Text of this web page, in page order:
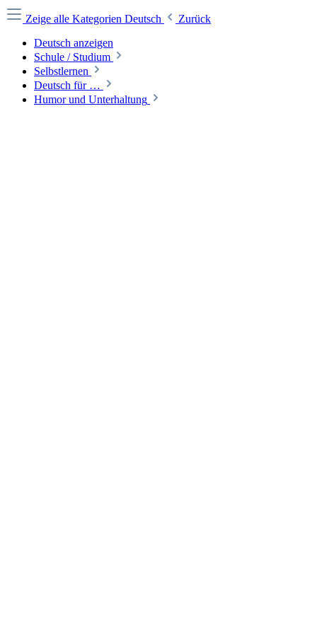
Zeige alle Kategorien Deutsch
Zurück
Deutsch anzeigen
Schule / Studium
Selbstlernen
Deutsch für …
Humor und Unterhaltung